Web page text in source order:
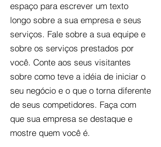
espaço para escrever um texto
longo sobre a sua empresa e seus
serviços. Fale sobre a sua equipe e
sobre os serviços prestados por
você. Conte aos seus visitantes
sobre como teve a idéia de iniciar o
seu negócio e o que o torna diferente
de seus competidores. Faça com
que sua empresa se destaque e
mostre quem você é.